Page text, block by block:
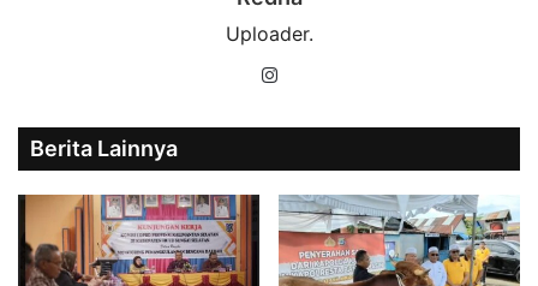
Uploader.
Instagram
Berita Lainnya